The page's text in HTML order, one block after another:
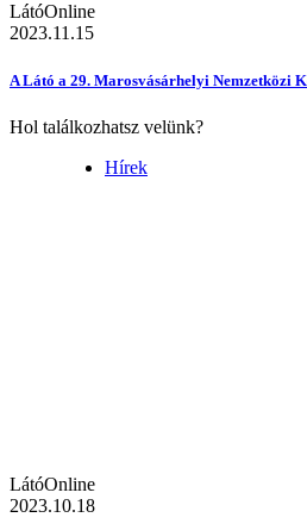
LátóOnline
2023.11.15
A Látó a 29. Marosvásárhelyi Nemzetközi
Hol találkozhatsz velünk?
Hírek
LátóOnline
2023.10.18